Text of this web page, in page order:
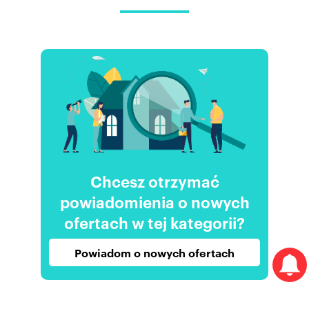
Chcesz otrzymać
powiadomienia o nowych
ofertach w tej kategorii?
Powiadom o nowych ofertach